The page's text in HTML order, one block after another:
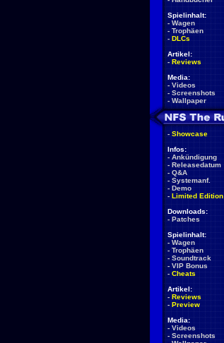
Spielinhalt:
- Wagen
- Trophäen
- DLCs
Artikel:
- Reviews
Media:
- Videos
- Screenshots
- Wallpaper
- Showcase
Infos:
- Ankündigung
- Releasedatum
- Q&A
- Systemanf.
- Demo
- Limited Edition
Downloads:
- Patches
Spielinhalt:
- Wagen
- Trophäen
- Soundtrack
- VIP Bonus
- Cheats
Artikel:
- Reviews
- Preview
Media:
- Videos
- Screenshots